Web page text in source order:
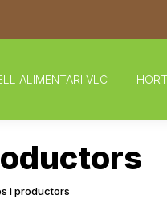
ALIMENTARI VLC
i productors